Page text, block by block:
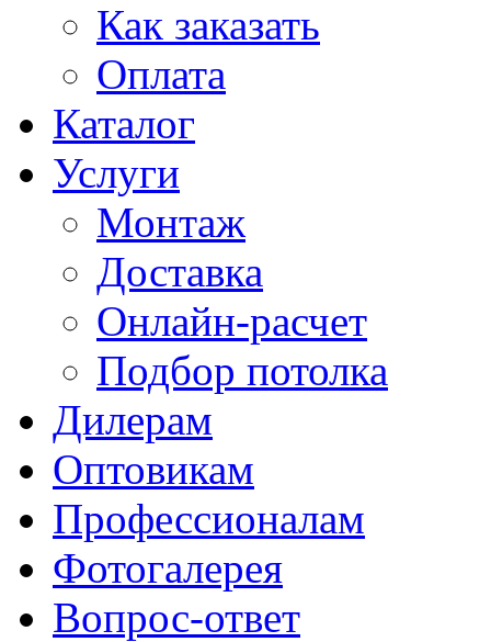
Как заказать
Оплата
Каталог
Услуги
Монтаж
Доставка
Онлайн-расчет
Подбор потолка
Дилерам
Оптовикам
Профессионалам
Фотогалерея
Вопрос-ответ